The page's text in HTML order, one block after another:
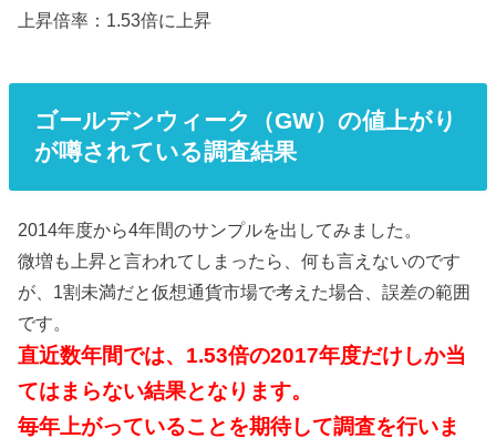
上昇倍率：1.53倍に上昇
ゴールデンウィーク（GW）の値上がり
が噂されている調査結果
2014年度から4年間のサンプルを出してみました。
微増も上昇と言われてしまったら、何も言えないのです
が、1割未満だと仮想通貨市場で考えた場合、誤差の範囲
です。
直近数年間では、1.53倍の2017年度だけしか当
てはまらない結果となります。
毎年上がっていることを期待して調査を行いま